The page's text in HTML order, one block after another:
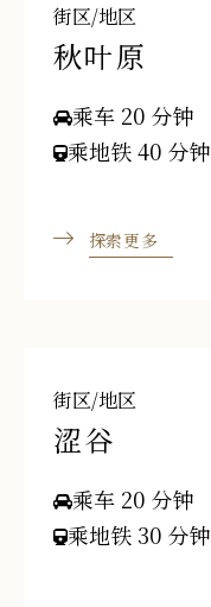
街区/地区
秋叶原
乘车 20 分钟
乘地铁 40 分钟
探索更多
街区/地区
涩谷
乘车 20 分钟
乘地铁 30 分钟